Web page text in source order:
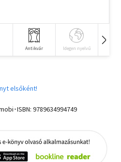
Antikvár Idegen nyelvű
elsőként!
･ISBN: 9789634994749